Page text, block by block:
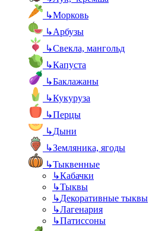
↳Морковь
↳Арбузы
↳Свекла, мангольд
↳Капуста
↳Баклажаны
↳Кукуруза
↳Перцы
↳Дыни
↳Земляника, ягоды
↳Тыквенные
↳Кабачки
↳Тыквы
↳Декоративные тыквы
↳Лагенария
↳Патиссоны